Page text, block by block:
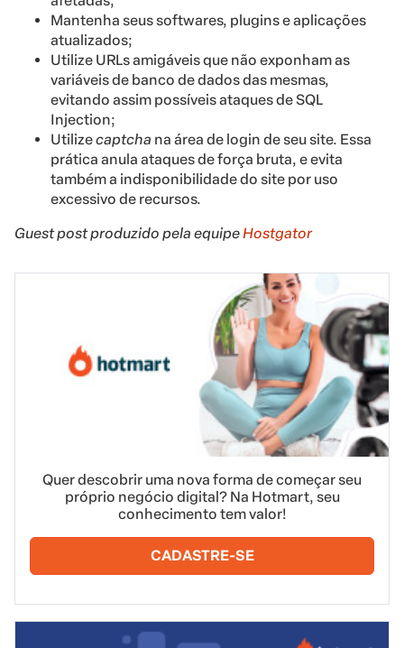
Mantenha seus softwares, plugins e aplicações
atualizados;
Utilize URLs amigáveis que não exponham as
variáveis de banco de dados das mesmas,
evitando assim possíveis ataques de SQL
Injection;
Utilizecaptcha na área de login de seu site. Essa
prática anula ataques de força bruta, e evita
também a indisponibilidade do site por uso
excessivo de recursos.
Guest post produzido pela equipeHostgator
Quer descobrir uma nova forma de começar seu
próprio negócio digital? Na Hotmart, seu
conhecimento tem valor!
CADASTRE-SE